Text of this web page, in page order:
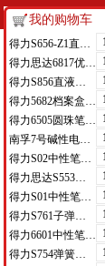
我的购物车
得力S656-Z1直液式走珠笔0.5mm子弹头(红)(支)
得力思达6817优逸白板笔(黑)(支)
得力S856直液式走珠笔(黑)(支)
得力5682档案盒(蓝)(只)
得力6505圆珠笔0.7mm子弹头(蓝)(支)
南孚7号碱性电池聚能环4代
得力S02中性笔0.7mm弹簧头(黑)(支)
得力思达S553可加墨记号笔(黑)(支)
得力S01中性笔0.5mm弹簧头(黑)(支)
得力S761子弹头中性笔芯0.7mm子弹头(黑)(支)
得力6601中性笔0.5mm半针管(黑)(支)
得力S754弹簧头中性笔芯0.7mm弹簧头(黑)(支)